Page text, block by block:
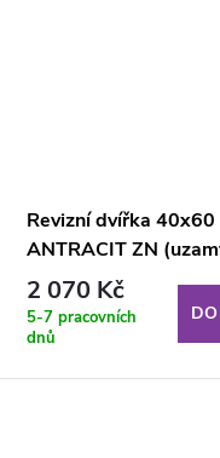
Revizní dvířka 40x60
ANTRACIT ZN
na klíč)
2 070 Kč
5-7 pracovních
dnů